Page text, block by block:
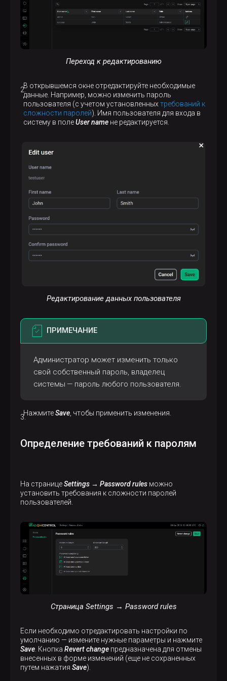
Переход к редактированию
В открывшемся окне отредактируйте необходимые
данные. Например, можно изменить пароль
пользователя (с учетом установленных требований к
сложности паролей). Имя пользователя для входа в
систему в полеUser name не редактируется.
Редактирование данных пользователя
ПРИМЕЧАНИЕ
Администратор может изменить только
свой собственный пароль, владелец
системы — пароль любого пользователя.
НажмитеSave, чтобы применить изменения.
Определение требований к паролям
На страницеSettings → Password rules можно
установить требования к сложности паролей
пользователей.
Страница Settings → Password rules
Если необходимо отредактировать настройки по
умолчанию — измените нужные параметры и нажмите
Save. Кнопка Revert change предназначена для отмены
внесенных в форме изменений (еще не сохраненных
путем нажатия Save).